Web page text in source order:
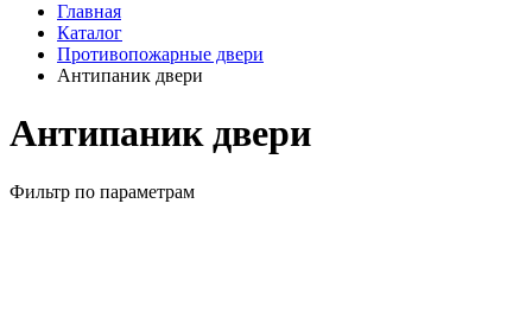
Главная
Каталог
Противопожарные двери
Антипаник двери
Антипаник двери
Фильтр по параметрам